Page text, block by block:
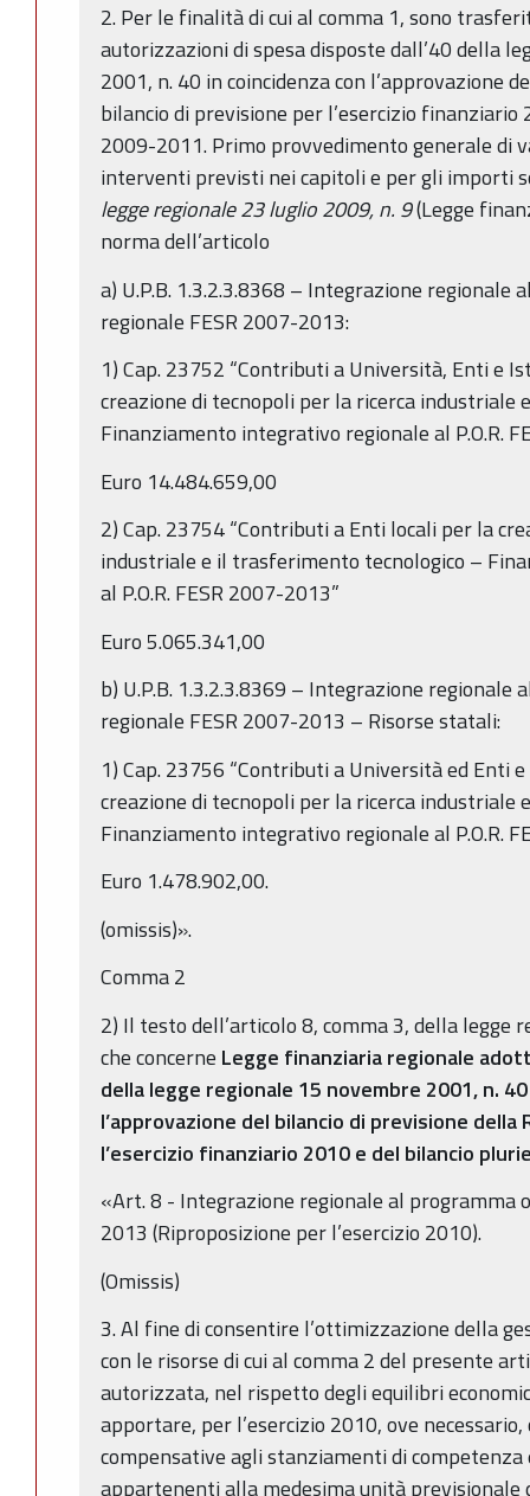
2. Per le finalità di cui al comma 1, sono
autorizzazioni di spesa disposte dall’40 della
2001, n. 40 in coincidenza con l’approvazione
bilancio di previsione per l’esercizio
2009-2011. Primo provvedimento generale di
interventi previsti nei capitoli e per gli importi
legge regionale 23 luglio 2009, n. 9(Legge
norma dell’articolo
a) U.P.B. 1.3.2.3.8368 – Integrazione regionale
regionale FESR 2007-2013:
1) Cap. 23752 “Contributi a Università, Enti e
creazione di tecnopoli per la ricerca
Finanziamento integrativo regionale al P.O.R.
Euro 14.484.659,00
2) Cap. 23754 “Contributi a Enti locali per la
industriale e il trasferimento tecnologico –
al P.O.R. FESR 2007-2013”
Euro 5.065.341,00
b) U.P.B. 1.3.2.3.8369 – Integrazione regionale
regionale FESR 2007-2013 – Risorse statali:
1) Cap. 23756 “Contributi a Università ed Enti
creazione di tecnopoli per la ricerca
Finanziamento integrativo regionale al P.O.R.
Euro 1.478.902,00.
(omissis)».
Comma 2
2) Il testo dell’articolo 8, comma 3, della legge
che concerne Legge finanziaria regionale
della legge regionale 15 novembre 2001, n.
l’approvazione del bilancio di previsione della
l’esercizio finanziario 2010 e del bilancio
«Art. 8 - Integrazione regionale al programma
2013 (Riproposizione per l’esercizio 2010).
(Omissis)
3. Al fine di consentire l’ottimizzazione della
con le risorse di cui al comma 2 del presente
autorizzata, nel rispetto degli equilibri
apportare, per l’esercizio 2010, ove
compensative agli stanziamenti di competenza
appartenenti alla medesima unità previsionale